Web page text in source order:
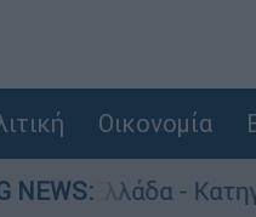
Οικονομία
NEWS:
-